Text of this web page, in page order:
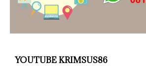
YOUTUBE KRIMSUS86